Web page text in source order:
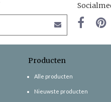
Producten
Alle producten
Nieuwste producten